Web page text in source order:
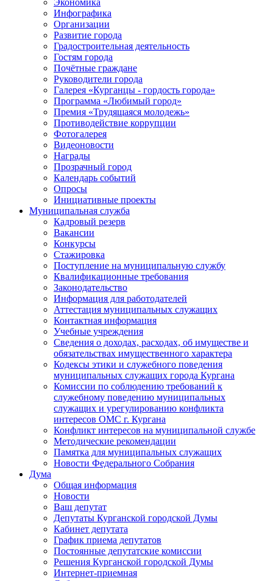
Экономика
Инфографика
Организации
Развитие города
Градостроительная деятельность
Гостям города
Почётные граждане
Руководители города
Галерея «Курганцы - гордость города»
Программа «Любимый город»
Премия «Трудящаяся молодежь»
Противодействие коррупции
Фотогалерея
Видеоновости
Награды
Прозрачный город
Календарь событий
Опросы
Инициативные проекты
Муниципальная служба
Кадровый резерв
Вакансии
Конкурсы
Стажировка
Поступление на муниципальную службу
Квалификационные требования
Законодательство
Информация для работодателей
Аттестация муниципальных служащих
Контактная информация
Учебные учреждения
Сведения о доходах, расходах, об имуществе и
обязательствах имущественного характера
Кодексы этики и служебного поведения
муниципальных служащих города Кургана
Комиссии по соблюдению требований к
служебному поведению муниципальных
служащих и урегулированию конфликта
интересов ОМС г. Кургана
Конфликт интересов на муниципальной службе
Методические рекомендации
Памятка для муниципальных служащих
Новости Федерального Cобрания
Дума
Общая информация
Новости
Ваш депутат
Депутаты Курганской городской Думы
Кабинет депутата
График приема депутатов
Постоянные депутатские комиссии
Решения Курганской городской Думы
Интернет-приемная